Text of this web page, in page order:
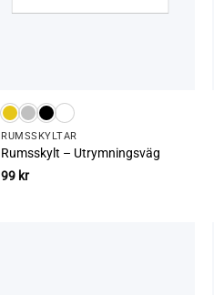
RUMS­SKYLTAR
Rumsskylt – Utrymningsväg
99 kr